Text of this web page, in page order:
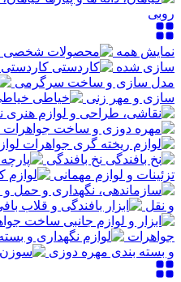
روبی
نمایش همه
سازی شده
کاردستی
مدل سازی و ساخت سرگرمی
سازی و مهر زنی
نخ بافندگی
تزئینات و لوازم مهمانی
و نقل
جواهرات
و بسته بندی مهره دوزی